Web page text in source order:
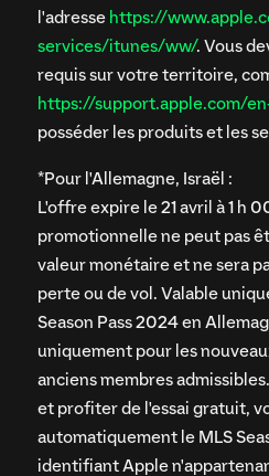
l'adresse https://
services/itunes/ww/. Vous
requis sur votre territoire,
https://support.apple.com/
posséder les produits et les
*Pour l'Allemagne, Israël :
L'offre expire le 21 avril à 1 h
promotionnelle ne peut pas
valeur monétaire et ne sera
perte ou de vol. Valable
Season Pass 2024 en
uniquement pour les
anciens membres
et profiter de l'essai gratuit,
automatiquement le MLS
identifiant Apple